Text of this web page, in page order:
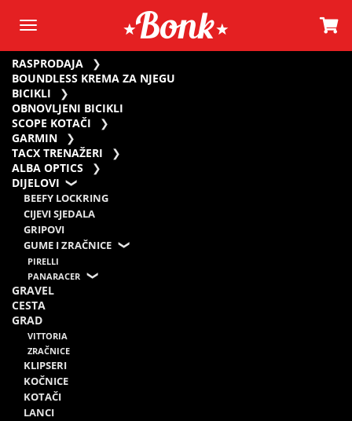
RASPRODAJA
BOUNDLESS KREMA ZA NJEGU
BICIKLI
OBNOVLJENI BICIKLI
SCOPE KOTAČI
GARMIN
TACX TRENAŽERI
ALBA OPTICS
DIJELOVI
BEEFY LOCKRING
CIJEVI SJEDALA
GRIPOVI
GUME I ZRAČNICE
PIRELLI
PANARACER
GRAVEL
CESTA
GRAD
VITTORIA
ZRAČNICE
KLIPSERI
KOČNICE
KOTAČI
LANCI